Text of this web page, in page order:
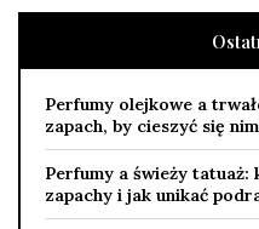
Perfumy olejkowe a
zapach, by cieszyć się
Perfumy a świeży tatuaż:
zapachy i jak unikać